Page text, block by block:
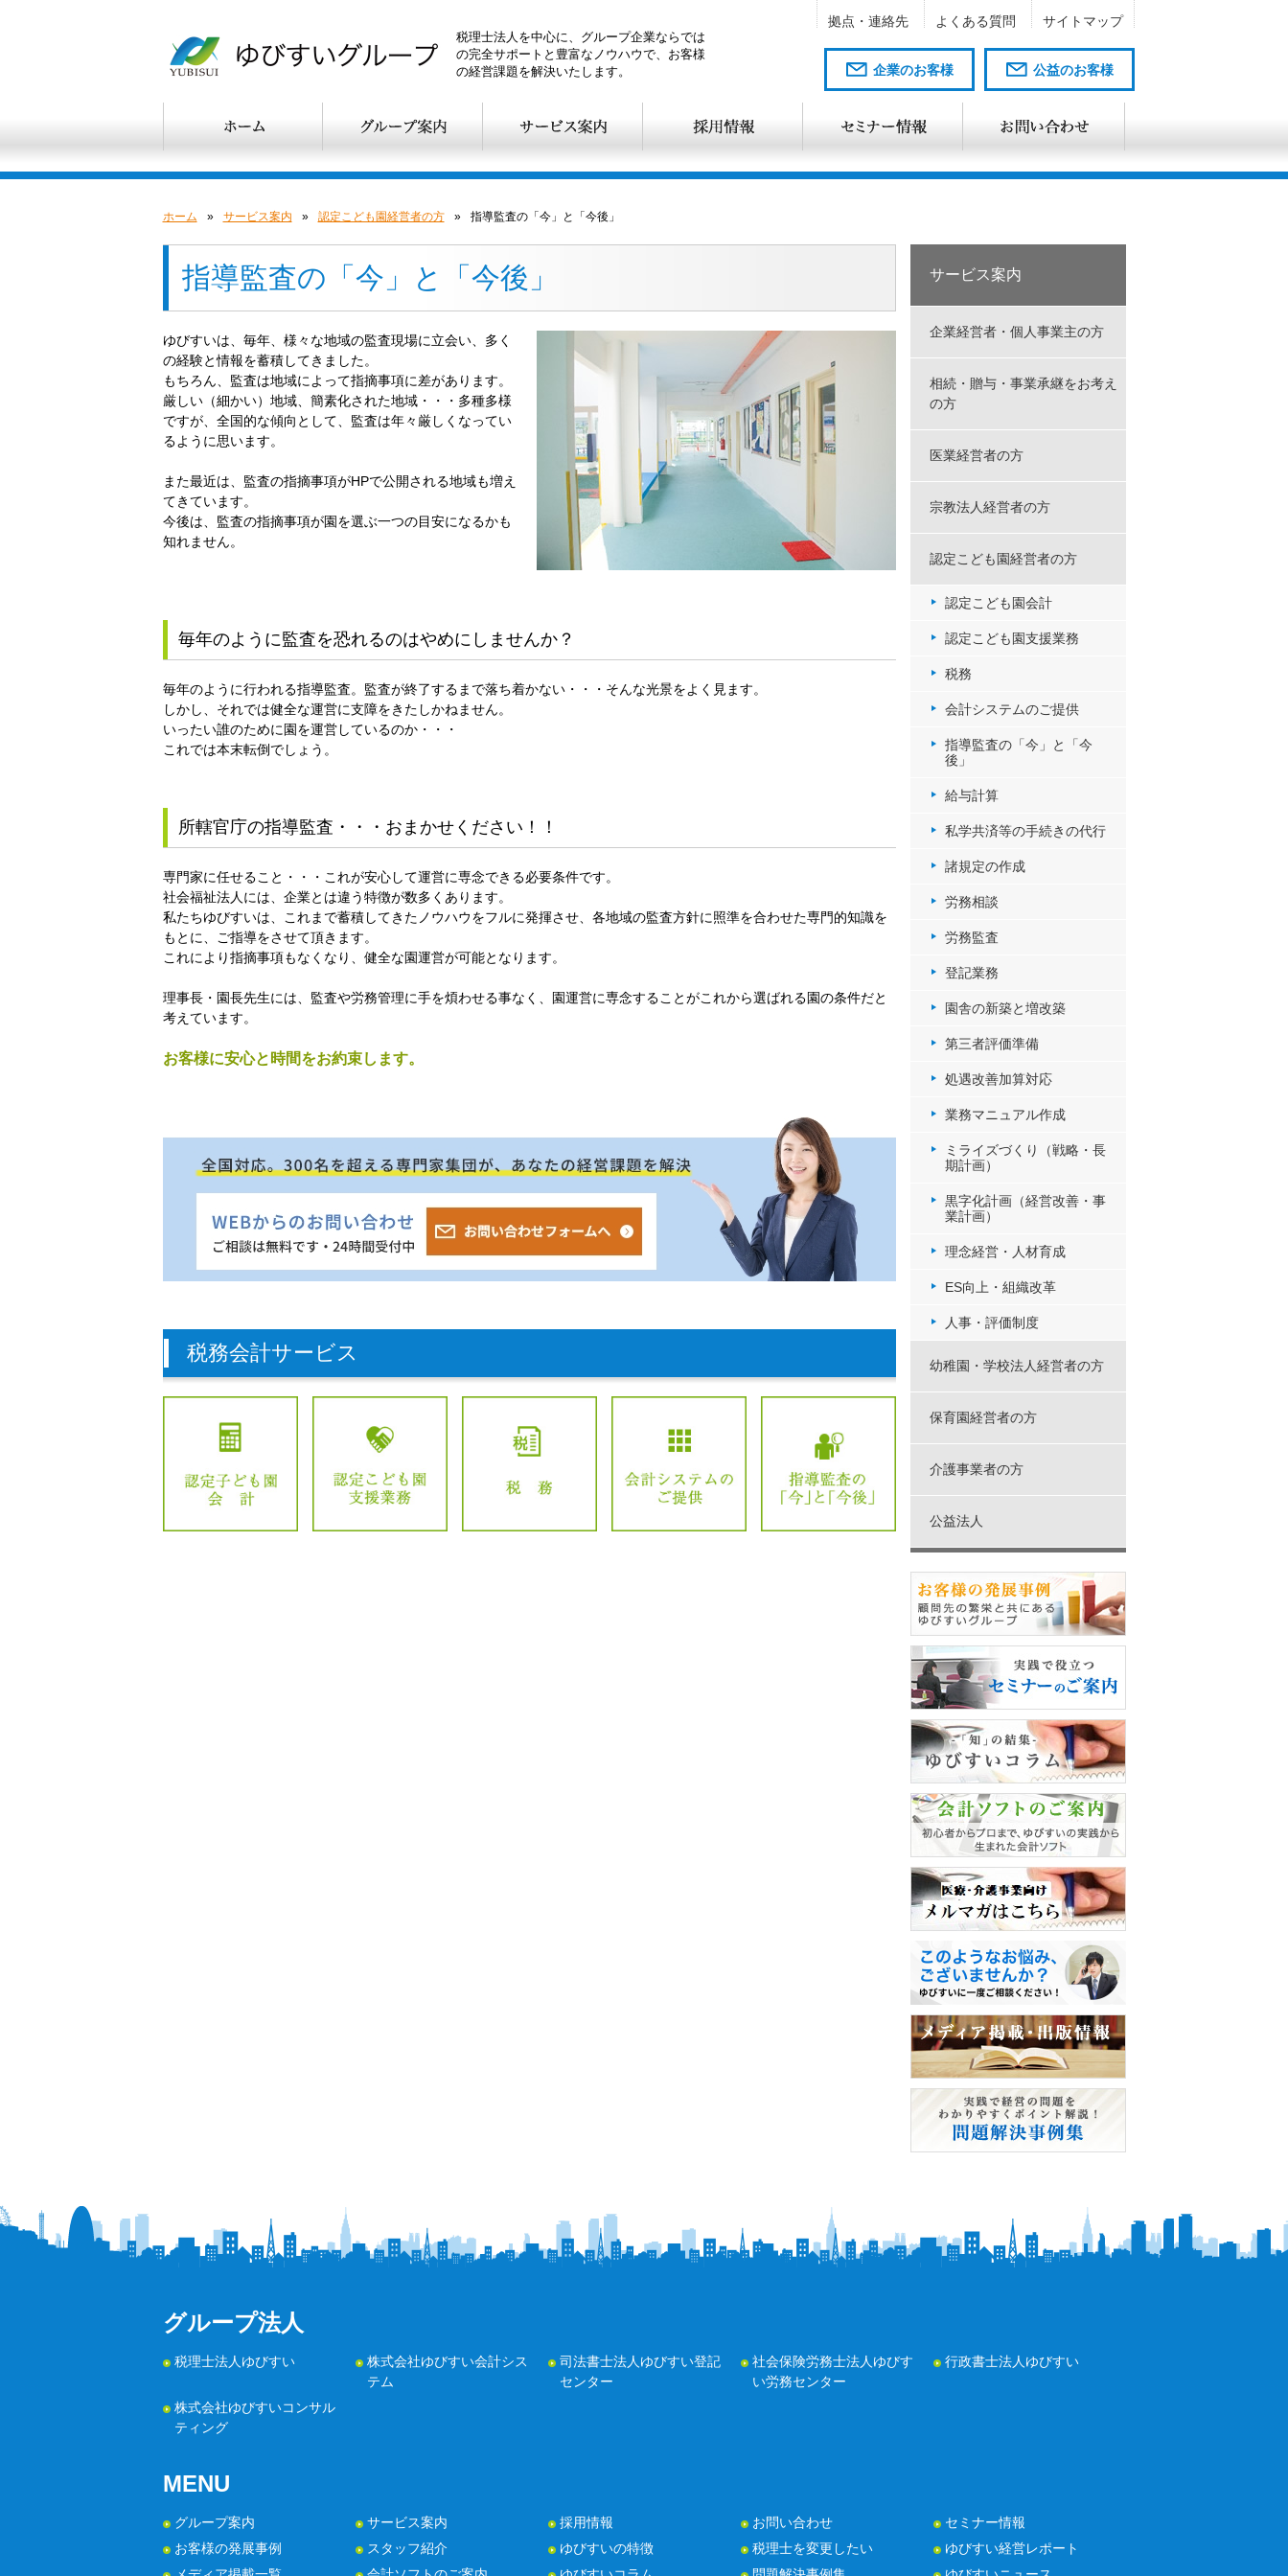
税理士法人を中心に、グループ企業ならでは
の完全サポートと豊富なノウハウで、お客様
の経営課題を解決いたします。
拠点・連絡先 よくある質問 サイトマップ
企業のお客様 公益のお客様
ホーム » サービス案内 » 認定こども園経営者の方 » 指導監査の「今」と「今後」
指導監査の「今」と「今後」
ゆびすいは、毎年、様々な地域の監査現場に立会い、多く
の経験と情報を蓄積してきました。
もちろん、監査は地域によって指摘事項に差があります。
厳しい（細かい）地域、簡素化された地域・・・多種多様
ですが、全国的な傾向として、監査は年々厳しくなってい
るように思います。
また最近は、監査の指摘事項がHPで公開される地域も増え
てきています。
今後は、監査の指摘事項が園を選ぶ一つの目安になるかも
知れません。
毎年のように監査を恐れるのはやめにしませんか？
毎年のように行われる指導監査。監査が終了するまで落ち着かない・・・そんな光景をよく見ます。
しかし、それでは健全な運営に支障をきたしかねません。
いったい誰のために園を運営しているのか・・・
これでは本末転倒でしょう。
所轄官庁の指導監査・・・おまかせください！！
専門家に任せること・・・これが安心して運営に専念できる必要条件です。
社会福祉法人には、企業とは違う特徴が数多くあります。
私たちゆびすいは、これまで蓄積してきたノウハウをフルに発揮させ、各地域の監査方針に照準を合わせた専門的知識を
もとに、ご指導をさせて頂きます。
これにより指摘事項もなくなり、健全な園運営が可能となります。
理事長・園長先生には、監査や労務管理に手を煩わせる事なく、園運営に専念することがこれから選ばれる園の条件だと
考えています。
お客様に安心と時間をお約束します。
税務会計サービス
サービス案内
企業経営者・個人事業主の方
相続・贈与・事業承継をお考え
の方
医業経営者の方
宗教法人経営者の方
認定こども園経営者の方
認定こども園会計
認定こども園支援業務
税務
会計システムのご提供
指導監査の「今」と「今
後」
給与計算
私学共済等の手続きの代行
諸規定の作成
労務相談
労務監査
登記業務
園舎の新築と増改築
第三者評価準備
処遇改善加算対応
業務マニュアル作成
ミライズづくり（戦略・長
期計画）
黒字化計画（経営改善・事
業計画）
理念経営・人材育成
ES向上・組織改革
人事・評価制度
幼稚園・学校法人経営者の方
保育園経営者の方
介護事業者の方
公益法人
グループ法人
税理士法人ゆびすい
株式会社ゆびすい会計シス
テム
司法書士法人ゆびすい登記
センター
社会保険労務士法人ゆびす
い労務センター
行政書士法人ゆびすい
株式会社ゆびすいコンサル
ティング
MENU
グループ案内 サービス案内 採用情報 お問い合わせ
セミナー情報
お客様の発展事例
スタッフ紹介 ゆびすいの特徴 税理士を変更したい
ゆびすい経営レポート